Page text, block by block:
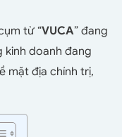
từ “VUCA” đang
doanh đang
mặt địa chính trị,